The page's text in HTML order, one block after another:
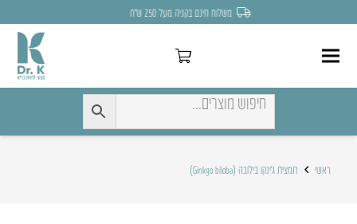
משלוח חינם בקניה מעל 250 ש״ח
ראשי תמצית ג’ינקו בילובה (Ginkgo biloba)